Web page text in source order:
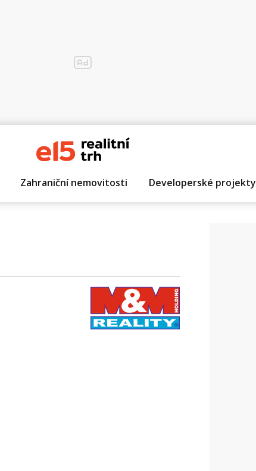
Zahraniční nemovitosti Developerské projekty